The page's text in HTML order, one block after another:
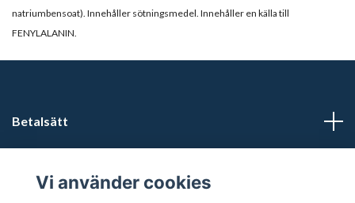
natriumbensoat). Innehåller sötningsmedel. Innehåller en källa till
FENYLALANIN.
Betalsätt
Vi använder cookies